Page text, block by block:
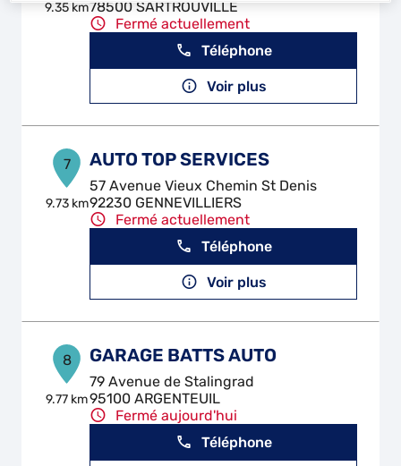
9.35 km78500 SARTROUVILLE
Fermé actuellement
Téléphone
Voir plus
7
9.73 km
AUTO TOP SERVICES
57 Avenue Vieux Chemin St Denis
92230 GENNEVILLIERS
Fermé actuellement
Téléphone
Voir plus
8
9.77 km
GARAGE BATTS AUTO
79 Avenue de Stalingrad
95100 ARGENTEUIL
Fermé aujourd'hui
Téléphone